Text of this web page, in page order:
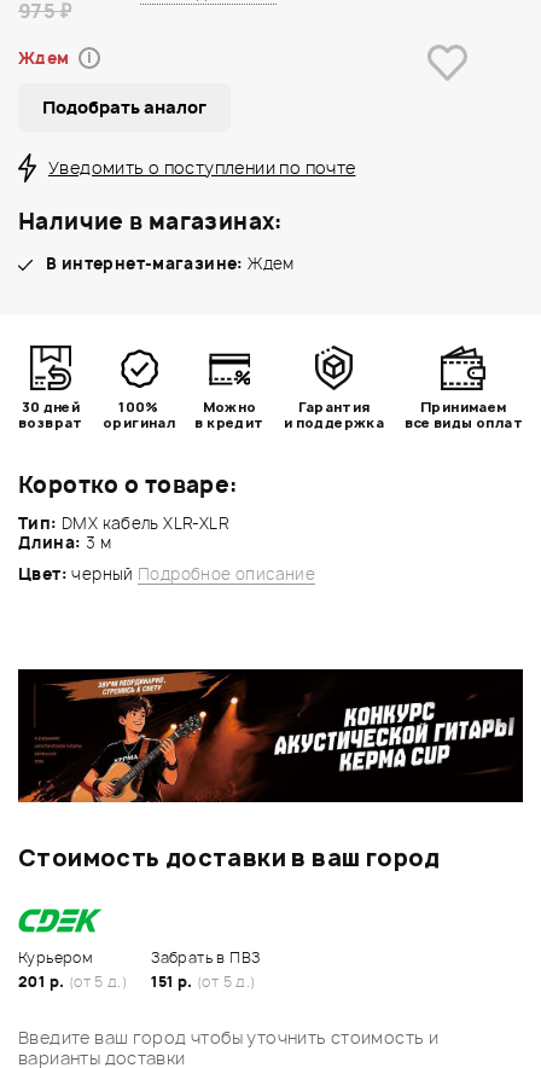
Коротко о товаре:
Тип: DMX кабель XLR-XLR
Длина: 3 м
Цвет:черный Подробное описание
975 ₽
Ждем i
Подобрать аналог
Уведомить о поступлении по почте
Наличие в магазинах:
В интернет-магазине: Ждем
30 дней
возврат
100%
оригинал
Можно
в кредит
Гарантия
и поддержка
Принимаем
все виды оплат
Стоимость доставки в ваш город
Курьером
201 р. (от 5 д.)
Забрать в ПВЗ
151 р. (от 5 д.)
Введите ваш город чтобы уточнить стоимость и
варианты доставки